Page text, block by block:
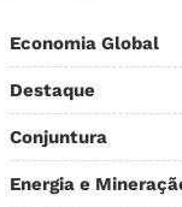
Economia Global
Destaque
Conjuntura
Energia e